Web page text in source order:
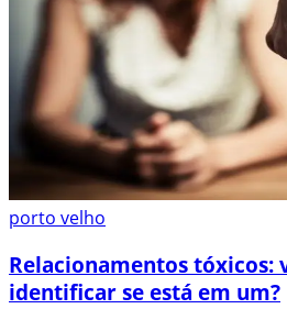
porto velho
Relacionamentos tóxicos:
identificar se está em um?